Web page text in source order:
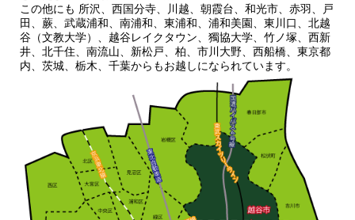
この他にも 所沢、西国分寺、川越、朝霞台、和光市、赤羽、戸
田、蕨、武蔵浦和、南浦和、東浦和、浦和美園、東川口、北越
谷（文教大学）、越谷レイクタウン、獨協大学、竹ノ塚、西新
井、北千住、南流山、新松戸、柏、市川大野、西船橋、東京都
内、茨城、栃木、千葉からもお越しになられています。